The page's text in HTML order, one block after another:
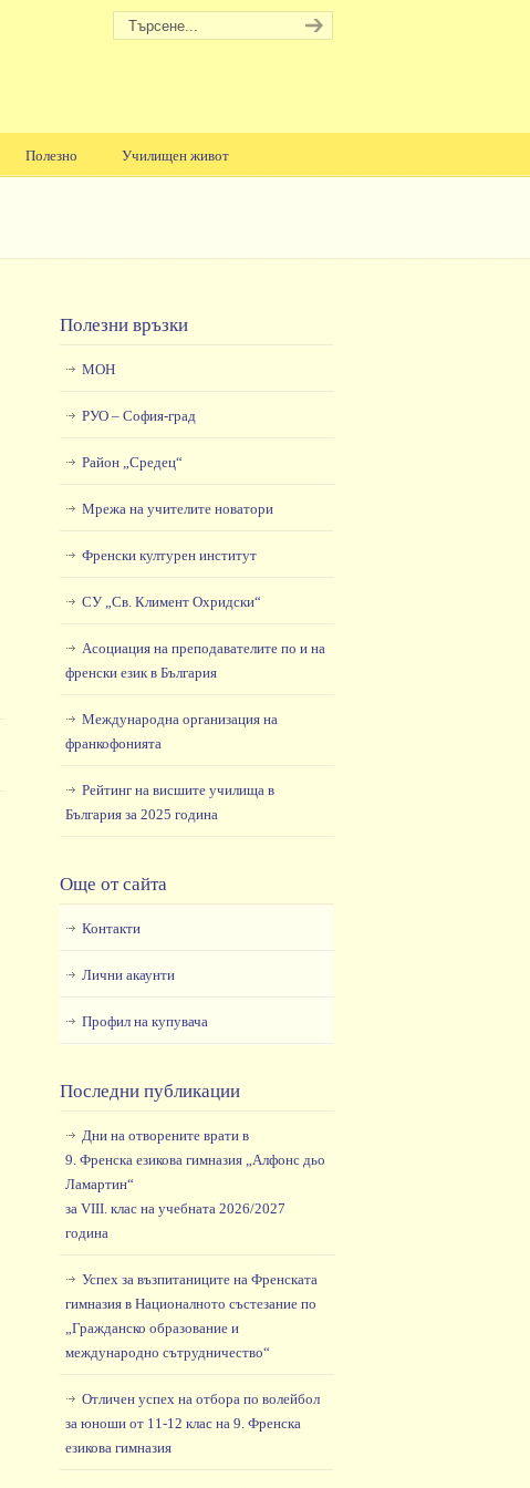
Полезно Училищен живот
Полезни връзки
МОН
РУО – София-град
Район „Средец“
Мрежа на учителите новатори
Френски културен институт
СУ „Св. Климент Охридски“
Асоциация на преподавателите по и на
френски език в България
Международна организация на
франкофонията
Рейтинг на висшите училища в
България за 2025 година
Още от сайта
Контакти
Лични акаунти
Профил на купувача
Последни публикации
Дни на отворените врати в
9. Френска езикова гимназия „Алфонс дьо
Ламартин“
за VIII. клас на учебната 2026/2027
година
Успех за възпитаниците на Френската
гимназия в Националното състезание по
„Гражданско образование и
международно сътрудничество“
Отличен успех на отбора по волейбол
за юноши от 11-12 клас на 9. Френска
езикова гимназия